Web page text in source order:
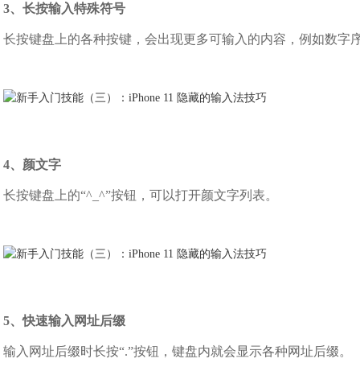
3、长按输入特殊符号
长按键盘上的各种按键，会出现更多可输入的内容，例如数字
4、颜文字
长按键盘上的“^_^”按钮，可以打开颜文字列表。
5、快速输入网址后缀
输入网址后缀时长按“.”按钮，键盘内就会显示各种网址后缀。